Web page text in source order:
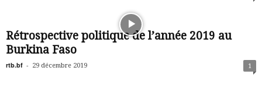
Rétrospective politique de l’année 2019 au
Burkina Faso
rtb.bf - 29 décembre 2019 1